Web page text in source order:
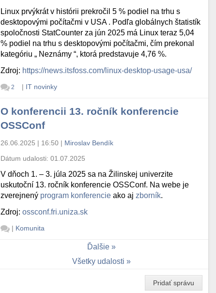
Linux prvýkrát v histórii prekročil 5 % podiel na trhu s
desktopovými počítačmi v USA . Podľa globálnych štatistík
spoločnosti StatCounter za jún 2025 má Linux teraz 5,04
% podiel na trhu s desktopovými počítačmi, čím prekonal
kategóriu „ Neznámy “, ktorá predstavuje 4,76 %.
Zdroj: https://news.itsfoss.com/linux-desktop-usage-usa/
2 | IT novinky
O konferencii 13. ročník konferencie
OSSConf
26.06.2025 | 16:50 | Miroslav Bendík
Dátum udalosti:01.07.2025
V dňoch 1. – 3. júla 2025 sa na Žilinskej univerzite
uskutoční 13. ročník konferencie OSSConf. Na webe je
zverejnený program konferencie ako aj zborník.
Zdroj:ossconf.fri.uniza.sk
| Komunita
Ďalšie
Všetky udalosti
Pridať správu